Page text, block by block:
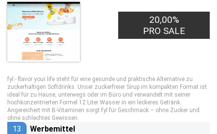
20,00%
PRO SALE
fyl - flavor your life steht für eine gesunde und praktische Alternative zu
zuckerhaltigen Softdrinks. Unser zuckerfreier Sirup im kompakten Format ist
ideal für zu Hause, unterwegs oder im Büro und verwandelt mit seiner
hochkonzentrierten Formel 12 Liter Wasser in ein leckeres Getränk.
Angereichert mit B-Vitaminen sorgt fyl für Geschmack – ohne Zucker und
ohne schlechtes Gewissen.
13 Werbemittel